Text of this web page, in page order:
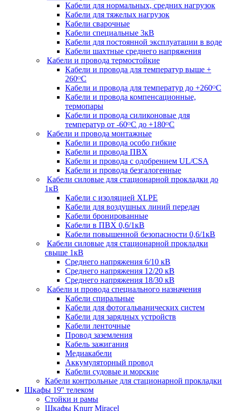
Кабели для нормальных, средних нагрузок
Кабели для тяжелых нагрузок
Кабели сварочные
Кабели специальные 3кВ
Кабели для постоянной эксплуатации в воде
Кабели шахтные среднего напряжения
Кабели и провода термостойкие
Кабели и провода для температур выше +
260ᴼС
Кабели и провода для температур до +260ᴼС
Кабели и провода компенсационные,
термопары
Кабели и провода силиконовые для
температур от -60ᴼC до +180ᴼС
Кабели и провода монтажные
Кабели и провода особо гибкие
Кабели и провода ПВХ
Кабели и провода с одобрением UL/CSA
Кабели и провода безгалогенные
Кабели силовые для стационарной прокладки до
1кВ
Кабели c изоляцией XLPE
Кабели для воздушных линий передач
Кабели бронированные
Кабели в ПВХ 0,6/1кВ
Кабели повышенной безопасности 0,6/1кВ
Кабели силовые для стационарной прокладки
свыше 1кВ
Среднего напряжения 6/10 кВ
Среднего напряжения 12/20 кВ
Среднего напряжения 18/30 кВ
Кабели и провода специального назначения
Кабели спиральные
Кабели для фотогальванических систем
Кабели для зарядных устройств
Кабели ленточные
Провод заземления
Кабель зажигания
Медиакабели
Аккумуляторный провод
Кабели судовые и морские
Кабели контрольные для стационарной прокладки
Шкафы 19'' телеком
Стойки и рамы
Шкафы Knurr Miracel